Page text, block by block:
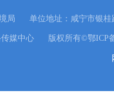
局 单位地址：咸宁市银桂
媒中心 版权所有©鄂ICP